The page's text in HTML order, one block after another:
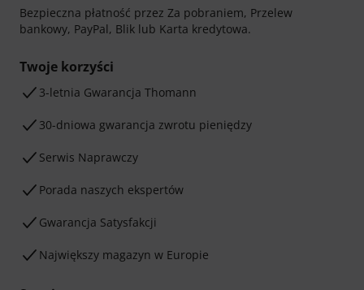
Bezpieczna płatność przez Za pobraniem, Przelew
bankowy, PayPal, Blik lub Karta kredytowa.
Twoje korzyści
3-letnia Gwarancja Thomann
30-dniowa gwarancja zwrotu pieniędzy
Serwis Naprawczy
Porada naszych ekspertów
Gwarancja Satysfakcji
Największy magazyn w Europie